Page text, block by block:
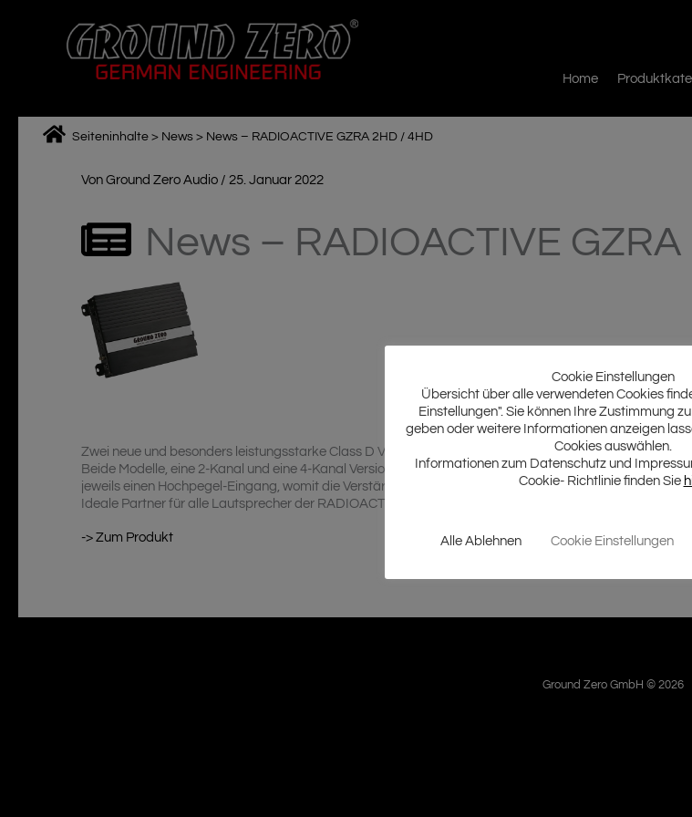
Home
Seiteninhalte> News> News – RADIOACTIVE GZRA 2HD / 4HD
News – RADIOACTIVE
Von Ground Zero Audio / 25. Januar 2022
Zwei neue und besonders leistungsstarke Class D Verstärker erweitern ab sofort das GROUND ZERO
Beide Modelle, eine 2-Kanal und eine 4-Kanal Version, bieten neben einer Reihe an hilfreichen
jeweils einen Hochpegel-Eingang, womit die Verstärker direkt an Werksgeräten verwendet werden
Ideale Partner für alle Lautsprecher der RADIOACTIVE Serie.
-> Zum Produkt
Ground Zero GmbH © 2026
Cookie Einstellungen
Übersicht über alle verwendeten Cookies
Einstellungen". Sie können Ihre Zustimmung
geben oder weitere Informationen anzeigen
Cookies auswählen.
Informationen zum Datenschutz und
Cookie- Richtlinie finden Sie
Alle Ablehnen Cookie Einstellungen